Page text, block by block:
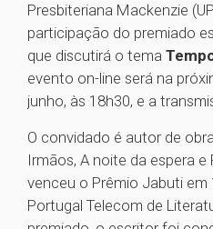
Presbiteriana Mackenzie
participação do premiado
que discutirá o tema
evento on-line será na
junho, às 18h30, e a
O convidado é autor de
Irmãos, A noite da espera
venceu o Prêmio Jabuti em
Portugal Telecom de